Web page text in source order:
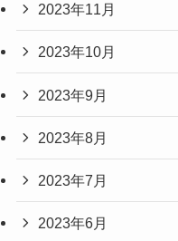
2023年11月
2023年10月
2023年9月
2023年8月
2023年7月
2023年6月